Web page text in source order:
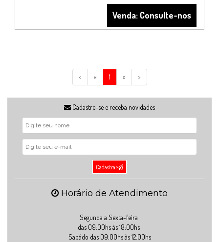
Venda: Consulte-nos
< « 1 » >
Cadastre-se e receba novidades
Cadastrar
Horário de Atendimento
Segunda a Sexta-feira
das 09:00hs às 18:00hs
Sabádo das 09:00hs às 12:00hs